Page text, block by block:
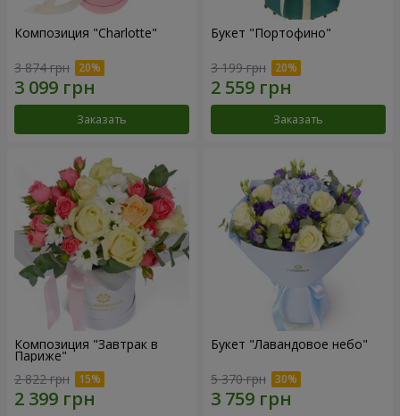
Композиция "Charlotte"
3 874 грн
Заказать
Букет "Портофино"
3 199 грн
Заказать
Композиция "Завтрак в
Париже"
2 822 грн
Букет "Лавандовое небо"
5 370 грн